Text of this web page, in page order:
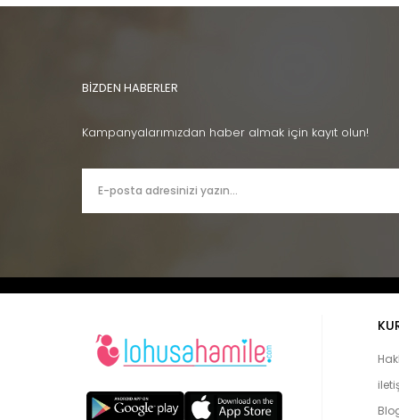
BİZDEN HABERLER
Kampanyalarımızdan haber almak için kayıt olun!